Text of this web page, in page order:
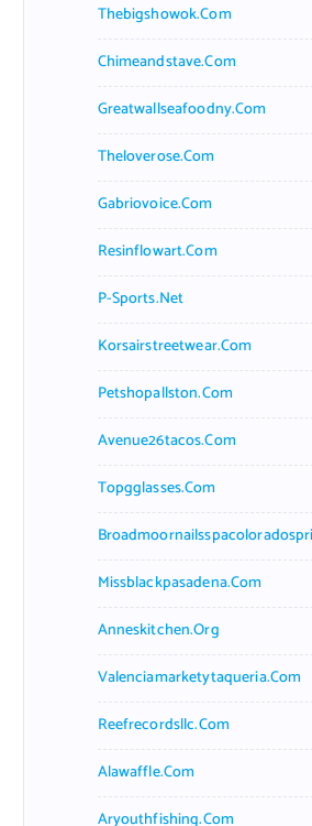
Thebigshowok.com
Chimeandstave.com
Greatwallseafoodny.com
Theloverose.com
Gabriovoice.com
Resinflowart.com
P-Sports.net
Korsairstreetwear.com
Petshopallston.com
Avenue26tacos.com
Topgglasses.com
Missblackpasadena.com
Anneskitchen.org
Valenciamarketytaqueria.com
Reefrecordsllc.com
Alawaffle.com
Aryouthfishing.com